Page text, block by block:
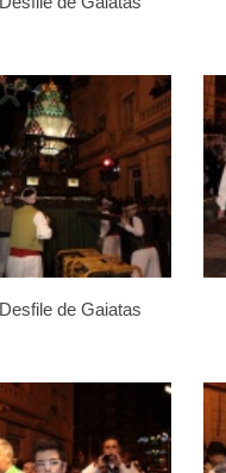
Desfile de Gaiatas